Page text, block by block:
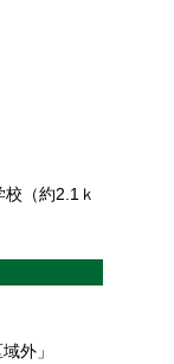
（約2.1ｋ
外」